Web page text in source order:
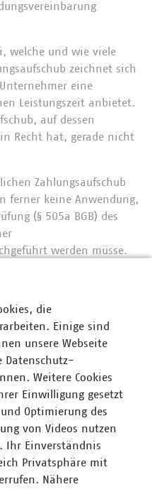
welche und wie viele
zeichnet sich
eine
Leistungszeit anbietet.
auf dessen
Recht hat, gerade nicht
Zahlungsaufschub
ferner keine Anwendung,
(§ 505a BGB) des
werden müsse.
und GasGVV gewollt.
und abschließen.
nicht nach § 307 Abs. 1
und GasGVV dient
Versorgung zu sichern,
des
ist zuzustimmen.
der
die
Einige sind
unsere Webseite
Datenschutz-
Weitere Cookies
Einwilligung gesetzt
Optimierung des
von Videos nutzen
Ihr Einverständnis
Privatsphäre mit
Nähere